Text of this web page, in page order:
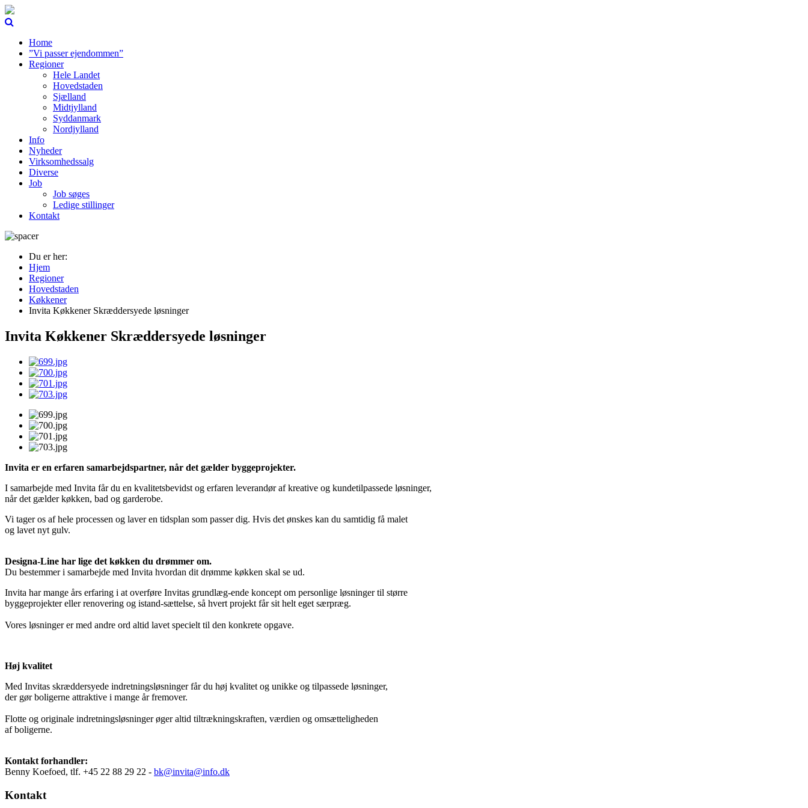
Home
”Vi passer ejendommen”
Regioner
Hele Landet
Hovedstaden
Sjælland
Midtjylland
Syddanmark
Nordjylland
Info
Nyheder
Virksomhedssalg
Diverse
Job
Job søges
Ledige stillinger
Kontakt
Du er her:
Hjem
Regioner
Hovedstaden
Køkkener
Invita Køkkener Skræddersyede løsninger
Invita Køkkener Skræddersyede løsninger
Invita er en erfaren samarbejdspartner, når det gælder byggeprojekter.
I samarbejde med Invita får du en kvalitetsbevidst og erfaren leverandør af kreative og kundetilpassede løsninger,
når det gælder køkken, bad og garderobe.
Vi tager os af hele processen og laver en tidsplan som passer dig. Hvis det ønskes kan du samtidig få malet
og lavet nyt gulv.
Designa-Line har lige det køkken du drømmer om.
Du bestemmer i samarbejde med Invita hvordan dit drømme køkken skal se ud.
Invita har mange års erfaring i at overføre Invitas grundlæg-ende koncept om personlige løsninger til større
byggeprojekter eller renovering og istand-sættelse, så hvert projekt får sit helt eget særpræg.
Vores løsninger er med andre ord altid lavet specielt til den konkrete opgave.
Høj kvalitet
Med Invitas skræddersyede indretningsløsninger får du høj kvalitet og unikke og tilpassede løsninger,
der gør boligerne attraktive i mange år fremover.
Flotte og originale indretningsløsninger øger altid tiltrækningskraften, værdien og omsætteligheden
af boligerne.
Kontakt forhandler:
Benny Koefoed, tlf. +45 22 88 29 22 - bk@invita@info.dk
Kontakt